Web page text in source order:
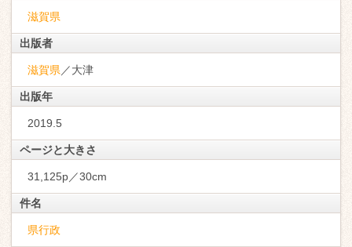
滋賀県
出版者
滋賀県 ／大津
出版年
2019.5
ページと大きさ
31,125p／30cm
件名
県行政